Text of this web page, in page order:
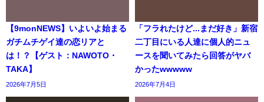
【9monNEWS】いよいよ始まる
ガチムチゲイ達の恋リアと
は！？【ゲスト：NAWOTO・
TAKA】
2026年7月5日
「フラれたけど...まだ好き」新宿
二丁目にいる人達に個人的ニュ
ースを聞いてみたら回答がヤバ
かったwwwww
2026年7月4日